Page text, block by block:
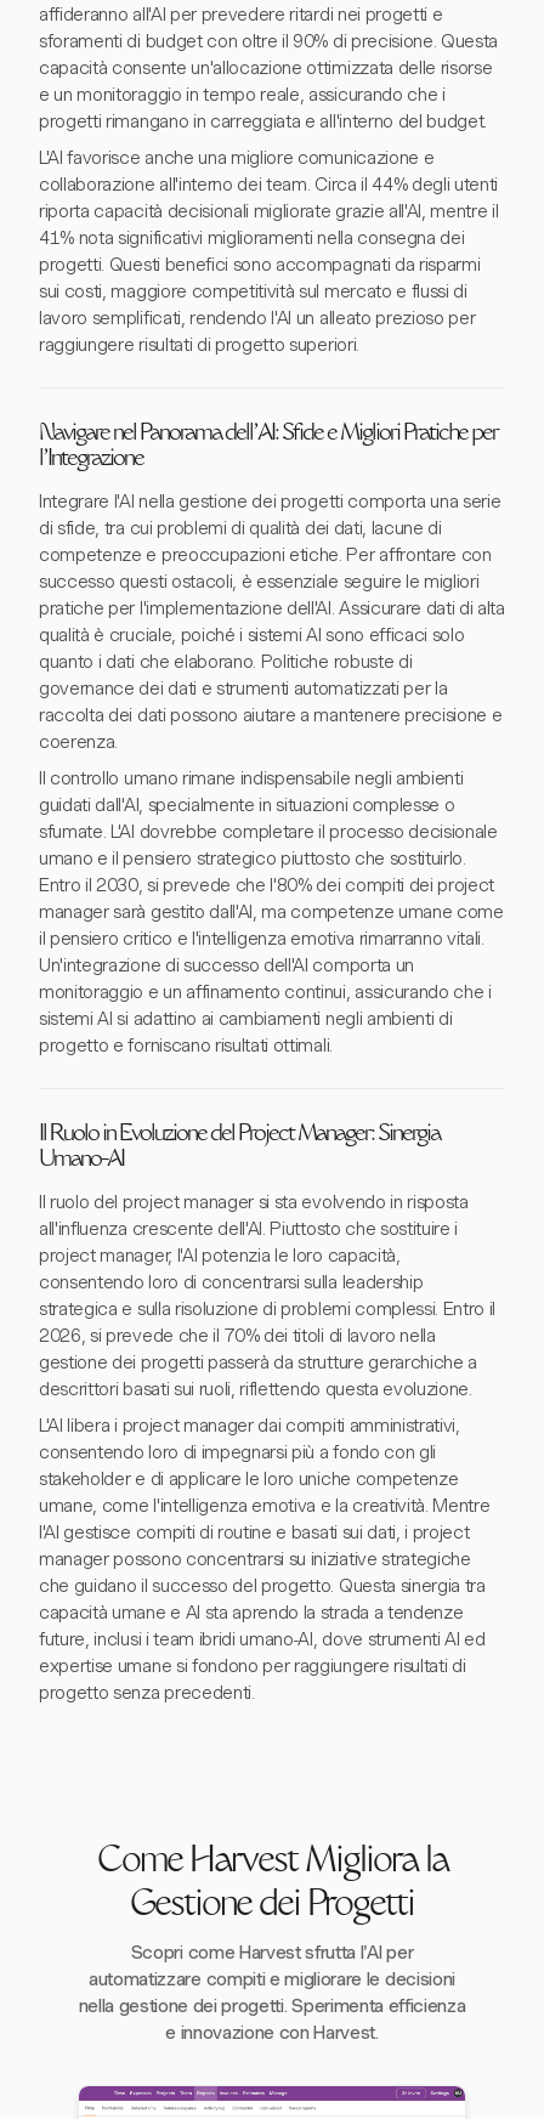
affideranno all'AI per prevedere ritardi nei progetti e
sforamenti di budget con oltre il 90% di precisione. Questa
capacità consente un'allocazione ottimizzata delle risorse
e un monitoraggio in tempo reale, assicurando che i
progetti rimangano in carreggiata e all'interno del budget.
L'AI favorisce anche una migliore comunicazione e
collaborazione all'interno dei team. Circa il 44% degli utenti
riporta capacità decisionali migliorate grazie all'AI, mentre il
41% nota significativi miglioramenti nella consegna dei
progetti. Questi benefici sono accompagnati da risparmi
sui costi, maggiore competitività sul mercato e flussi di
lavoro semplificati, rendendo l'AI un alleato prezioso per
raggiungere risultati di progetto superiori.
Navigare nel Panorama dell'AI: Sfide e Migliori Pratiche per
l'Integrazione
Integrare l'AI nella gestione dei progetti comporta una serie
di sfide, tra cui problemi di qualità dei dati, lacune di
competenze e preoccupazioni etiche. Per affrontare con
successo questi ostacoli, è essenziale seguire le migliori
pratiche per l'implementazione dell'AI. Assicurare dati di alta
qualità è cruciale, poiché i sistemi AI sono efficaci solo
quanto i dati che elaborano. Politiche robuste di
governance dei dati e strumenti automatizzati per la
raccolta dei dati possono aiutare a mantenere precisione e
coerenza.
Il controllo umano rimane indispensabile negli ambienti
guidati dall'AI, specialmente in situazioni complesse o
sfumate. L'AI dovrebbe completare il processo decisionale
umano e il pensiero strategico piuttosto che sostituirlo.
Entro il 2030, si prevede che l'80% dei compiti dei project
manager sarà gestito dall'AI, ma competenze umane come
il pensiero critico e l'intelligenza emotiva rimarranno vitali.
Un'integrazione di successo dell'AI comporta un
monitoraggio e un affinamento continui, assicurando che i
sistemi AI si adattino ai cambiamenti negli ambienti di
progetto e forniscano risultati ottimali.
Il Ruolo in Evoluzione del Project Manager: Sinergia
Umano-AI
Il ruolo del project manager si sta evolvendo in risposta
all'influenza crescente dell'AI. Piuttosto che sostituire i
project manager, l'AI potenzia le loro capacità,
consentendo loro di concentrarsi sulla leadership
strategica e sulla risoluzione di problemi complessi. Entro il
2026, si prevede che il 70% dei titoli di lavoro nella
gestione dei progetti passerà da strutture gerarchiche a
descrittori basati sui ruoli, riflettendo questa evoluzione.
L'AI libera i project manager dai compiti amministrativi,
consentendo loro di impegnarsi più a fondo con gli
stakeholder e di applicare le loro uniche competenze
umane, come l'intelligenza emotiva e la creatività. Mentre
l'AI gestisce compiti di routine e basati sui dati, i project
manager possono concentrarsi su iniziative strategiche
che guidano il successo del progetto. Questa sinergia tra
capacità umane e AI sta aprendo la strada a tendenze
future, inclusi i team ibridi umano-AI, dove strumenti AI ed
expertise umane si fondono per raggiungere risultati di
progetto senza precedenti.
Come Harvest Migliora la
Gestione dei Progetti
Scopri come Harvest sfrutta l'AI per
automatizzare compiti e migliorare le decisioni
nella gestione dei progetti. Sperimenta efficienza
e innovazione con Harvest.